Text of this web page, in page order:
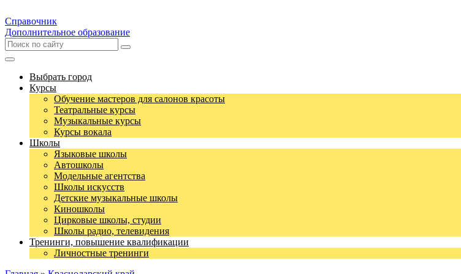
Справочник
Дополнительное образование
Выбрать город
Курсы
Обучение мастеров для салонов красоты
Театральные курсы
Музыкальные курсы
Курсы вокала
Школы
Языковые школы
Автошколы
Модельные агентства
Школы искусств
Детские музыкальные школы
Киношколы
Цирковые школы, студии
Школы радио, телевидения
Тренинги, повышение квалификации
Личностные тренинги